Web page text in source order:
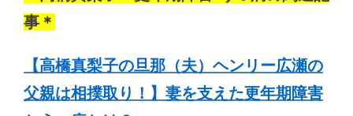
事＊
【高橋真梨子の旦那（夫）ヘンリー広瀬の
父親は相撲取り！】妻を支えた更年期障害